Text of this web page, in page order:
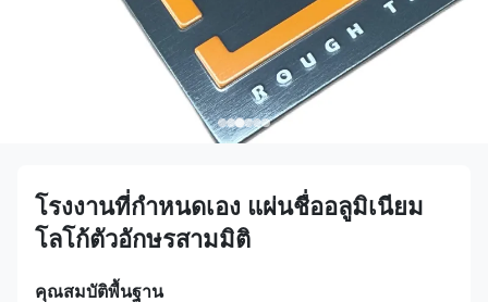
โรงงานที่กําหนดเอง แผ่นชื่ออลูมิเนียม
โลโก้ตัวอักษรสามมิติ
คุณสมบัติพื้นฐาน